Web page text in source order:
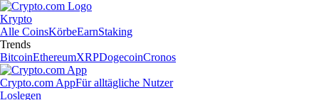
Krypto
Alle CoinsKörbeEarnStaking
Trends
BitcoinEthereumXRPDogecoinCronos
Crypto.com AppFür alltägliche Nutzer
Loslegen